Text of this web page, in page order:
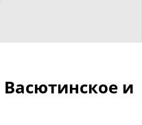
и